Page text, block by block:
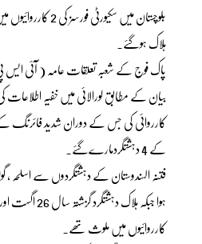
ہلاک ہوگئے۔
پاک فوج کے شعبہ تعلقات عامہ ( آئی
بیان کے مطابق لورالائی میں خفیہ اطلاعات
کارروائی کی جس کے دوران شدید فائرنگ
کے 4 دہشتگردمارےگئے۔
فتنہ الہندوستان کے دہشتگردوں سے اسلحہ ،
کارروائیوں میں ملوث تھے۔